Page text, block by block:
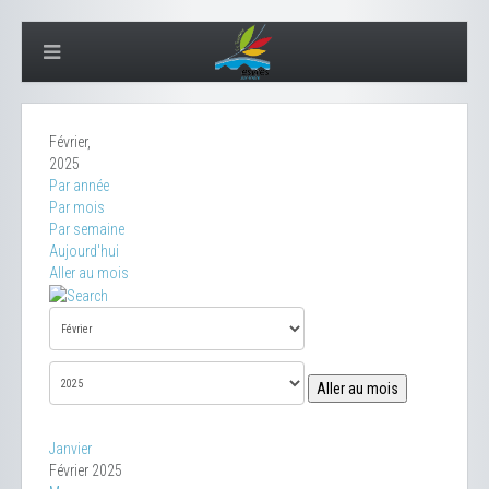
Février,
2025
Par année
Par mois
Par semaine
Aujourd'hui
Aller au mois
Aller au mois
Janvier
Février 2025